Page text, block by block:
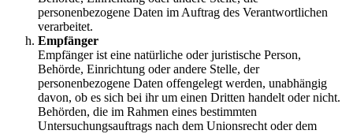
personenbezogene Daten im Auftrag des Verantwortlichen
verarbeitet.
Empfänger
Empfänger ist eine natürliche oder juristische Person,
Behörde, Einrichtung oder andere Stelle, der
personenbezogene Daten offengelegt werden, unabhängig
davon, ob es sich bei ihr um einen Dritten handelt oder nicht.
Behörden, die im Rahmen eines bestimmten
Untersuchungsauftrags nach dem Unionsrecht oder dem